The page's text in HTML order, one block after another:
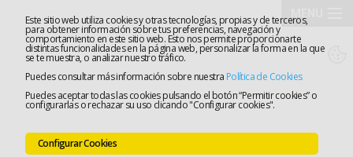
Este sitio web utiliza cookies y otras tecnologías, propias y de terceros,
para obtener información sobre tus preferencias, navegación y
comportamiento en este sitio web. Esto nos permite proporcionarte
distintas funcionalidades en la página web, personalizar la forma en la que
se te muestra, o analizar nuestro tráfico.
Puedes consultar más información sobre nuestra Política de Cookies
Puedes aceptar todas las cookies pulsando el botón “Permitir cookies” o
configurarlas o rechazar su uso clicando "Configurar cookies".
Configurar Cookies
Elkargoa